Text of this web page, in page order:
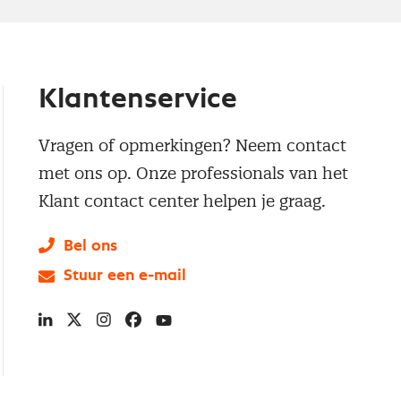
Klantenservice
Vragen of opmerkingen? Neem contact
met ons op. Onze professionals van het
Klant contact center helpen je graag.
Bel ons
Stuur een e-mail
LinkedIn
X Instagram
Facebook
YouTube